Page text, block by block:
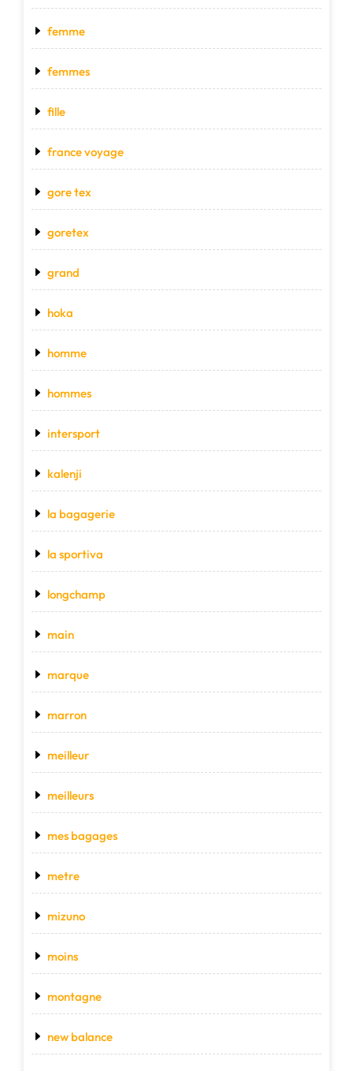
femme
femmes
fille
france voyage
gore tex
goretex
grand
hoka
homme
hommes
intersport
kalenji
la bagagerie
la sportiva
longchamp
main
marque
marron
meilleur
meilleurs
mes bagages
metre
mizuno
moins
montagne
new balance